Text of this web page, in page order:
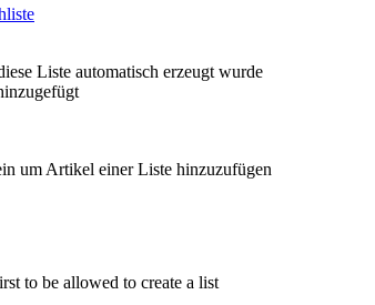
Liste automatisch erzeugt wurde
um Artikel einer Liste hinzuzufügen
to be allowed to create a list